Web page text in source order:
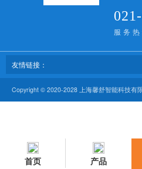
服务热
友情链接：
Copyright © 2020-2028 上海馨舒智能科技有
首页 产品